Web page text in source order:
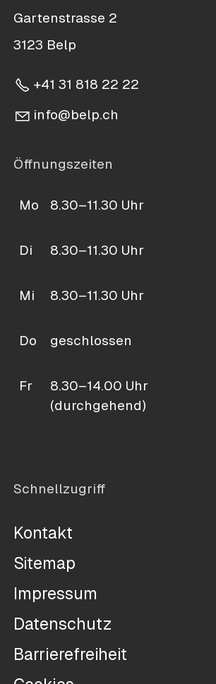
Gartenstrasse 2
3123 Belp
+41 31 818 22 22
nf b lp ch
Öffnungszeiten
Mo 8.30–11.30 Uhr
Di
8.30–11.30 Uhr
Mi
8.30–11.30 Uhr
Do
geschlossen
Fr
8.30–14.00 Uhr
(durchgehend)
Schnellzugriff
Kontakt
Sitemap
Impressum
Datenschutz
Barrierefreiheit